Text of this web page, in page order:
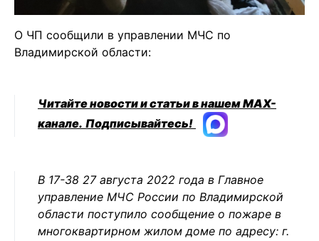
О ЧП сообщили в управлении МЧС по
Владимирской области:
Читайте новости и статьи в нашем MAX-
канале. Подписывайтесь!
В 17-38 27 августа 2022 года в Главное
управление МЧС России по Владимирской
области поступило сообщение о пожаре в
многоквартирном жилом доме по адресу: г.